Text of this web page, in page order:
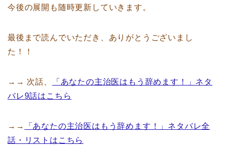
今後の展開も随時更新していきます。
最後まで読んでいただき、ありがとうございまし
た！！
→→ 次話、
「あなたの主治医はもう辞めます！」ネタ
バレ9話はこちら
→→
「あなたの主治医はもう辞めます！」ネタバレ全
話・リストはこちら